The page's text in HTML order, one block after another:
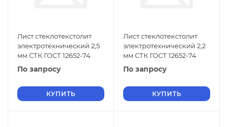
Лист стеклотекстолит
электротехнический 2,5
мм СТК ГОСТ 12652-74
По запросу
КУПИТЬ
Лист стеклотекстолит
электротехнический 2,2
мм СТК ГОСТ 12652-74
По запросу
КУПИТЬ